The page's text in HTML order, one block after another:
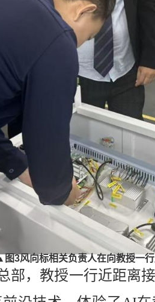
图3风向标相关负责人在向教授一
部，教授一行近距离